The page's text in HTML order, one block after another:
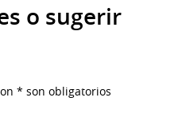
o sugerir
* son obligatorios